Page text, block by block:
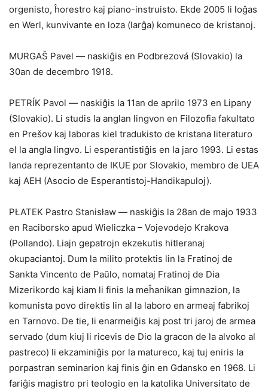
orgenisto, ĥorestro kaj piano-instruisto. Ekde 2005 li loĝas
en Werl, kunvivante en loza (larĝa) komuneco de kristanoj.
MURGAŠ Pavel — naskiĝis en Podbrezová (Slovakio) la
30an de decembro 1918.
PETRÍK Pavol — naskiĝis la 11an de aprilo 1973 en Lipany
(Slovakio). Li studis la anglan lingvon en Filozofia fakultato
en Prešov kaj laboras kiel tradukisto de kristana literaturo
el la angla lingvo. Li esperantistiĝis en la jaro 1993. Li estas
landa reprezentanto de IKUE por Slovakio, membro de UEA
kaj AEH (Asocio de Esperantistoj-Handikapuloj).
PŁATEK Pastro Stanisław — naskiĝis la 28an de majo 1933
en Raciborsko apud Wieliczka – Vojevodejo Krakova
(Pollando). Liajn gepatrojn ekzekutis hitleranaj
okupaciantoj. Dum la milito protektis lin la Fratinoj de
Sankta Vincento de Paŭlo, nomataj Fratinoj de Dia
Mizerikordo kaj kiam li finis la meĥanikan gimnazion, la
komunista povo direktis lin al la laboro en armeaj fabrikoj
en Tarnovo. De tie, li enarmeiĝis kaj post tri jaroj de armea
servado (dum kiuj li ricevis de Dio la gracon de la alvoko al
pastreco) li ekzaminiĝis por la matureco, kaj tuj eniris la
porpastran seminarion kaj finis ĝin en Gdansko en 1968. Li
fariĝis magistro pri teologio en la katolika Universitato de